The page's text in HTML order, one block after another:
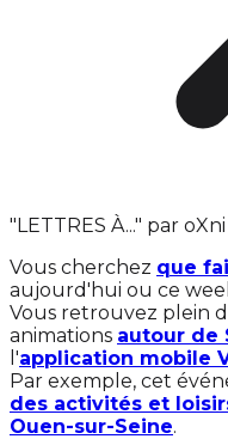
"LETTRES À..." par oXni
Vous cherchez que
aujourd'hui ou ce
Vous retrouvez plein
animations autour de
l'application mobile
Par exemple, cet
des activités et
Ouen-sur-Seine.